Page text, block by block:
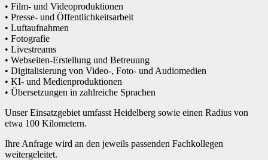
• Film- und Videoproduktionen
• Presse- und Öffentlichkeitsarbeit
• Luftaufnahmen
• Fotografie
• Livestreams
• Webseiten-Erstellung und Betreuung
• Digitalisierung von Video-, Foto- und Audiomedien
• KI- und Medienproduktionen
• Übersetzungen in zahlreiche Sprachen
Unser Einsatzgebiet umfasst Heidelberg sowie einen Radius von
etwa 100 Kilometern.
Ihre Anfrage wird an den jeweils passenden Fachkollegen
weitergeleitet.